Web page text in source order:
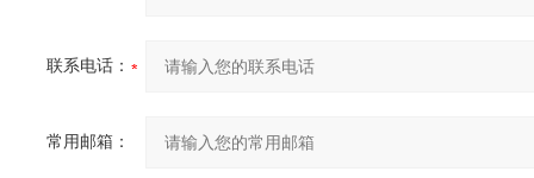
联系电话：
常用邮箱：